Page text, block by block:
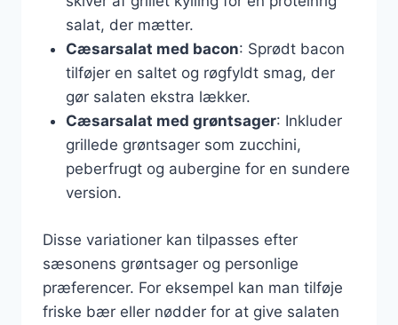
salat, der mætter.
Cæsarsalat med bacon: Sprødt bacon
tilføjer en saltet og røgfyldt smag, der
gør salaten ekstra lækker.
Cæsarsalat med grøntsager: Inkluder
grillede grøntsager som zucchini,
peberfrugt og aubergine for en sundere
version.
Disse variationer kan tilpasses efter
sæsonens grøntsager og personlige
præferencer. For eksempel kan man tilføje
friske bær eller nødder for at give salaten